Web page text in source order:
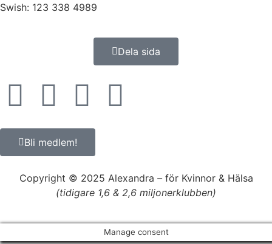
Swish: 123 338 4989
Dela sida
Bli medlem!
Copyright © 2025 Alexandra – för Kvinnor & Hälsa
(tidigare 1,6 & 2,6 miljonerklubben)
Manage consent